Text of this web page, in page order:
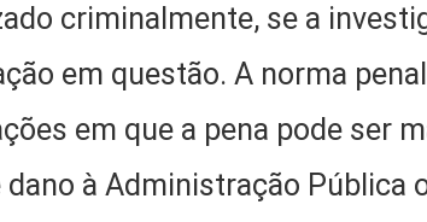
criminalmente, se a
em questão. A norma
em que a pena pode ser
à Administração Pública